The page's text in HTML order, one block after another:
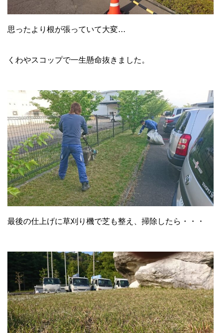
思ったより根が張っていて大変…
くわやスコップで一生懸命抜きました。
最後の仕上げに草刈り機で芝も整え、掃除したら・・・